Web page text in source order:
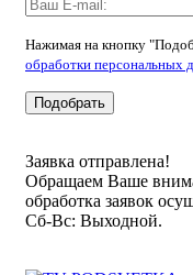
Нажимая на кнопку
обработки персональных
Подобрать
Заявка отправлена!
Обращаем Ваше
обработка заявок
Сб-Вс: Выходной.